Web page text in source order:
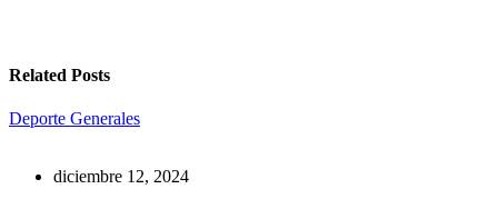
Related Posts
Deporte Generales
diciembre 12, 2024